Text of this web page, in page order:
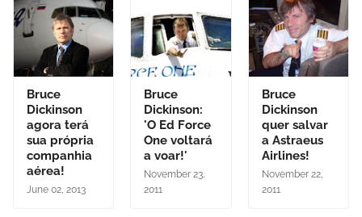
Bruce
Dickinson
agora terá
sua própria
companhia
aérea!
June 02, 2013
Bruce
Dickinson:
'O Ed Force
One voltará
a voar!'
November 23,
2011
Bruce
Dickinson
quer salvar
a Astraeus
Airlines!
November 22,
2011